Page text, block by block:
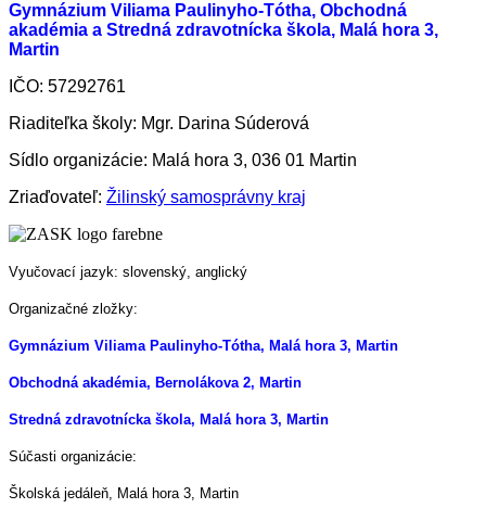
Gymnázium Viliama Paulinyho-Tótha, Obchodná
akadémia a Stredná zdravotnícka škola, Malá hora 3,
Martin
IČO: 57292761
Riaditeľka školy: Mgr. Darina Súderová
Sídlo organizácie: Malá hora 3, 036 01 Martin
Zriaďovateľ: Žilinský samosprávny kraj
Vyučovací jazyk: slovenský, anglický
Organizačné zložky:
Gymnázium Viliama Paulinyho-Tótha, Malá hora 3, Martin
Obchodná akadémia, Bernolákova 2, Martin
Stredná zdravotnícka škola, Malá hora 3, Martin
Súčasti organizácie:
Školská jedáleň, Malá hora 3, Martin